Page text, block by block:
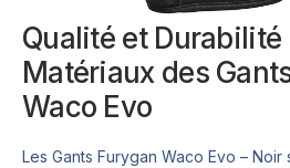
Qualité et Durabilité
Matériaux des
Waco Evo
Les Gants Furygan Waco Evo –